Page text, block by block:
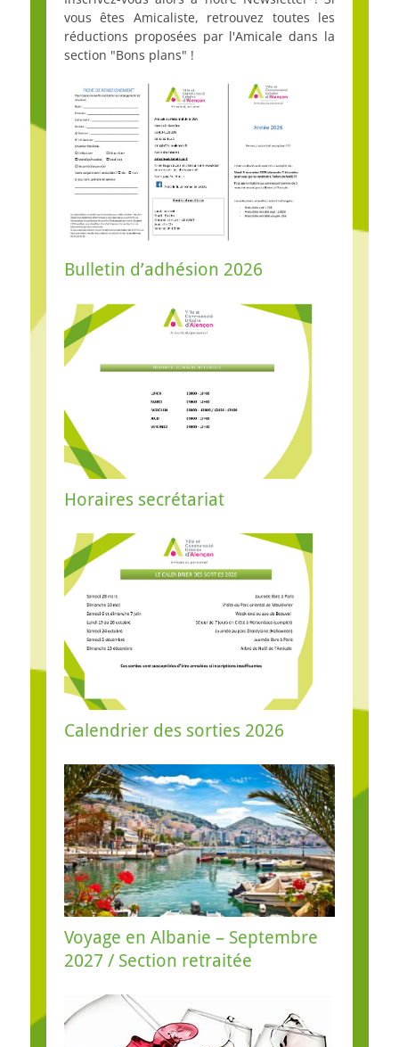
vous êtes Amicaliste, retrouvez toutes les
réductions proposées par l'Amicale dans la
section "Bons plans" !
Bulletin d’adhésion 2026
Horaires secrétariat
Calendrier des sorties 2026
Voyage en Albanie – Septembre
2027 / Section retraitée